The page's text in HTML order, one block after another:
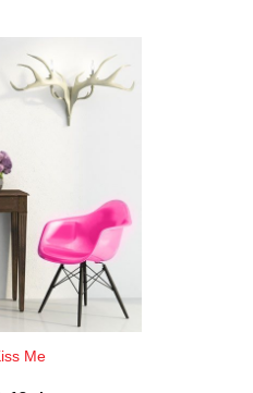
wiele
wariantów.
stronie
produktu
Me